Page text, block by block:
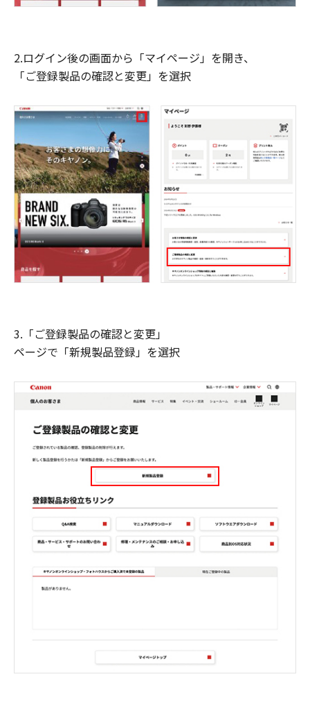
2.ログイン後の画面から「マイページ」を開き、
「ご登録製品の確認と変更」を選択
3.「ご登録製品の確認と変更」
ページで「新規製品登録」を選択